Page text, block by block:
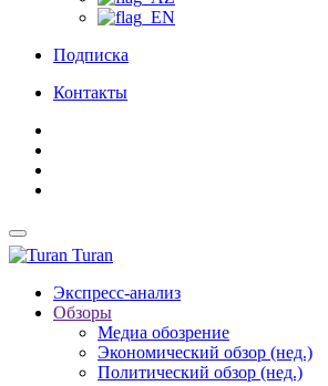
Подписка
Контакты
Turan
Экспресс-анализ
Обзоры
Медиа обозрение
Экономический обзор (нед.)
Политический обзор (нед.)